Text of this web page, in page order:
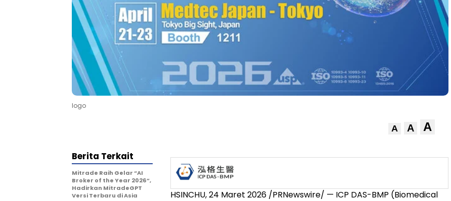
logo
A A A
HSINCHU,24 Maret 2026 /PRNewswire/ — ICP DAS-BMP (Biomedical
Berita Terkait
Mitrade Raih Gelar “AI
Broker of the Year 2026”,
Hadirkan MitradeGPT
Versi Terbaru di Asia